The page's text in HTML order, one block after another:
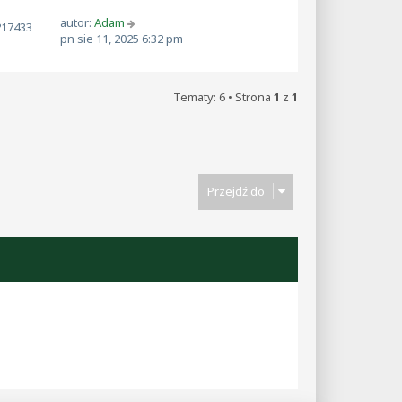
autor: Adam
pn sie 11, 2025 6:32 pm
Tematy: 6 • Strona 1 z 1
Przejdź do